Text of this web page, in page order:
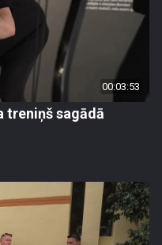
00:03:53
treniņš sagādā